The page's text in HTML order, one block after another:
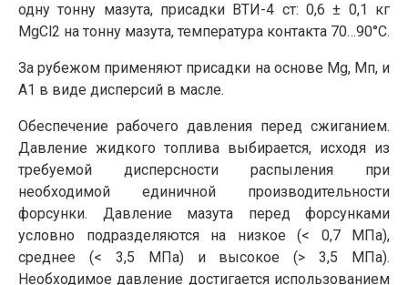
одну тонну мазута, присадки ВТИ-4 ст: 0,6 ± 0,1 кг
MgCl2 на тонну мазута, температура контакта 70…90°С.
За рубежом применяют присадки на основе Mg, Мп, и
А1 в виде дисперсий в масле.
Обеспечение рабочего давления перед сжиганием.
Давление жидкого топлива выбирается, исходя из
требуемой дисперсности распыления при
необходимой единичной производительности
форсунки. Давление мазута перед форсунками
условно подразделяются на низкое (< 0,7 МПа),
среднее (< 3,5 МПа) и высокое (> 3,5 МПа).
Необходимое давление достигается использованием